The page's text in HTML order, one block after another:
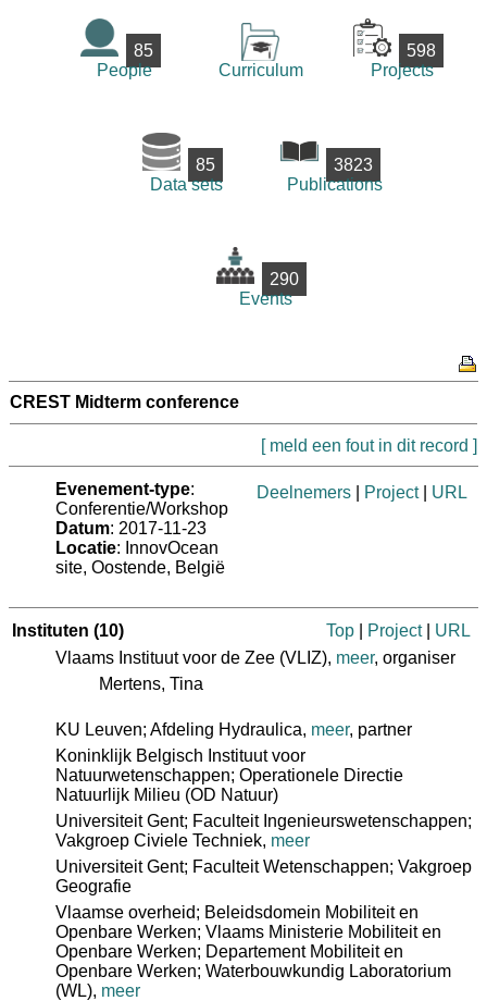
85
People
Curriculum
598
Projects
85
Data sets
3823
Publications
290
Events
CREST Midterm conference
[ meld een fout in dit record ]
Evenement-type:
Conferentie/Workshop
Datum: 2017-11-23
Locatie: InnovOcean
site, Oostende, België
Deelnemers Project| URL
Instituten (10) Top Project| URL
Vlaams Instituut voor de Zee (VLIZ), meer, organiser
Mertens, Tina
KU Leuven; Afdeling Hydraulica, meer, partner
Koninklijk Belgisch Instituut voor
Natuurwetenschappen; Operationele Directie
Natuurlijk Milieu (OD Natuur)
Universiteit Gent; Faculteit Ingenieurswetenschappen;
Vakgroep Civiele Techniek, meer
Universiteit Gent; Faculteit Wetenschappen; Vakgroep
Geografie
Vlaamse overheid; Beleidsdomein Mobiliteit en
Openbare Werken; Vlaams Ministerie Mobiliteit en
Openbare Werken; Departement Mobiliteit en
Openbare Werken; Waterbouwkundig Laboratorium
(WL), meer